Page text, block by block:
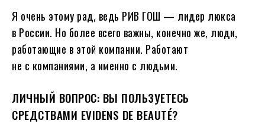
Я очень этому рад, ведь РИВ ГОШ — лидер люкса
в России. Но более всего важны, конечно же, люди,
работающие в этой компании. Работают
не с компаниями, а именно с людьми.
ЛИЧНЫЙ ВОПРОС: ВЫ ПОЛЬЗУЕТЕСЬ
СРЕДСТВАМИ EVIDENS DE BEAUTÉ?